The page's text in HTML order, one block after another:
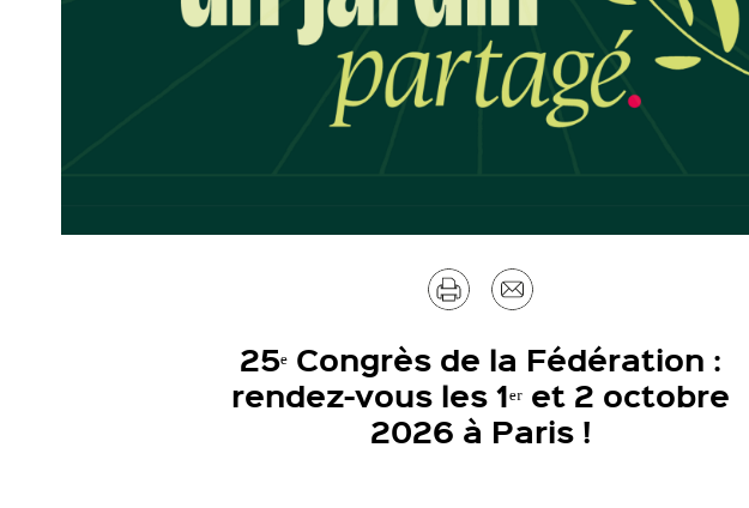
Imprimer
par
mail
25ᵉ Congrès de la Fédération :
rendez-vous les 1ᵉʳ et 2 octobre
2026 à Paris !